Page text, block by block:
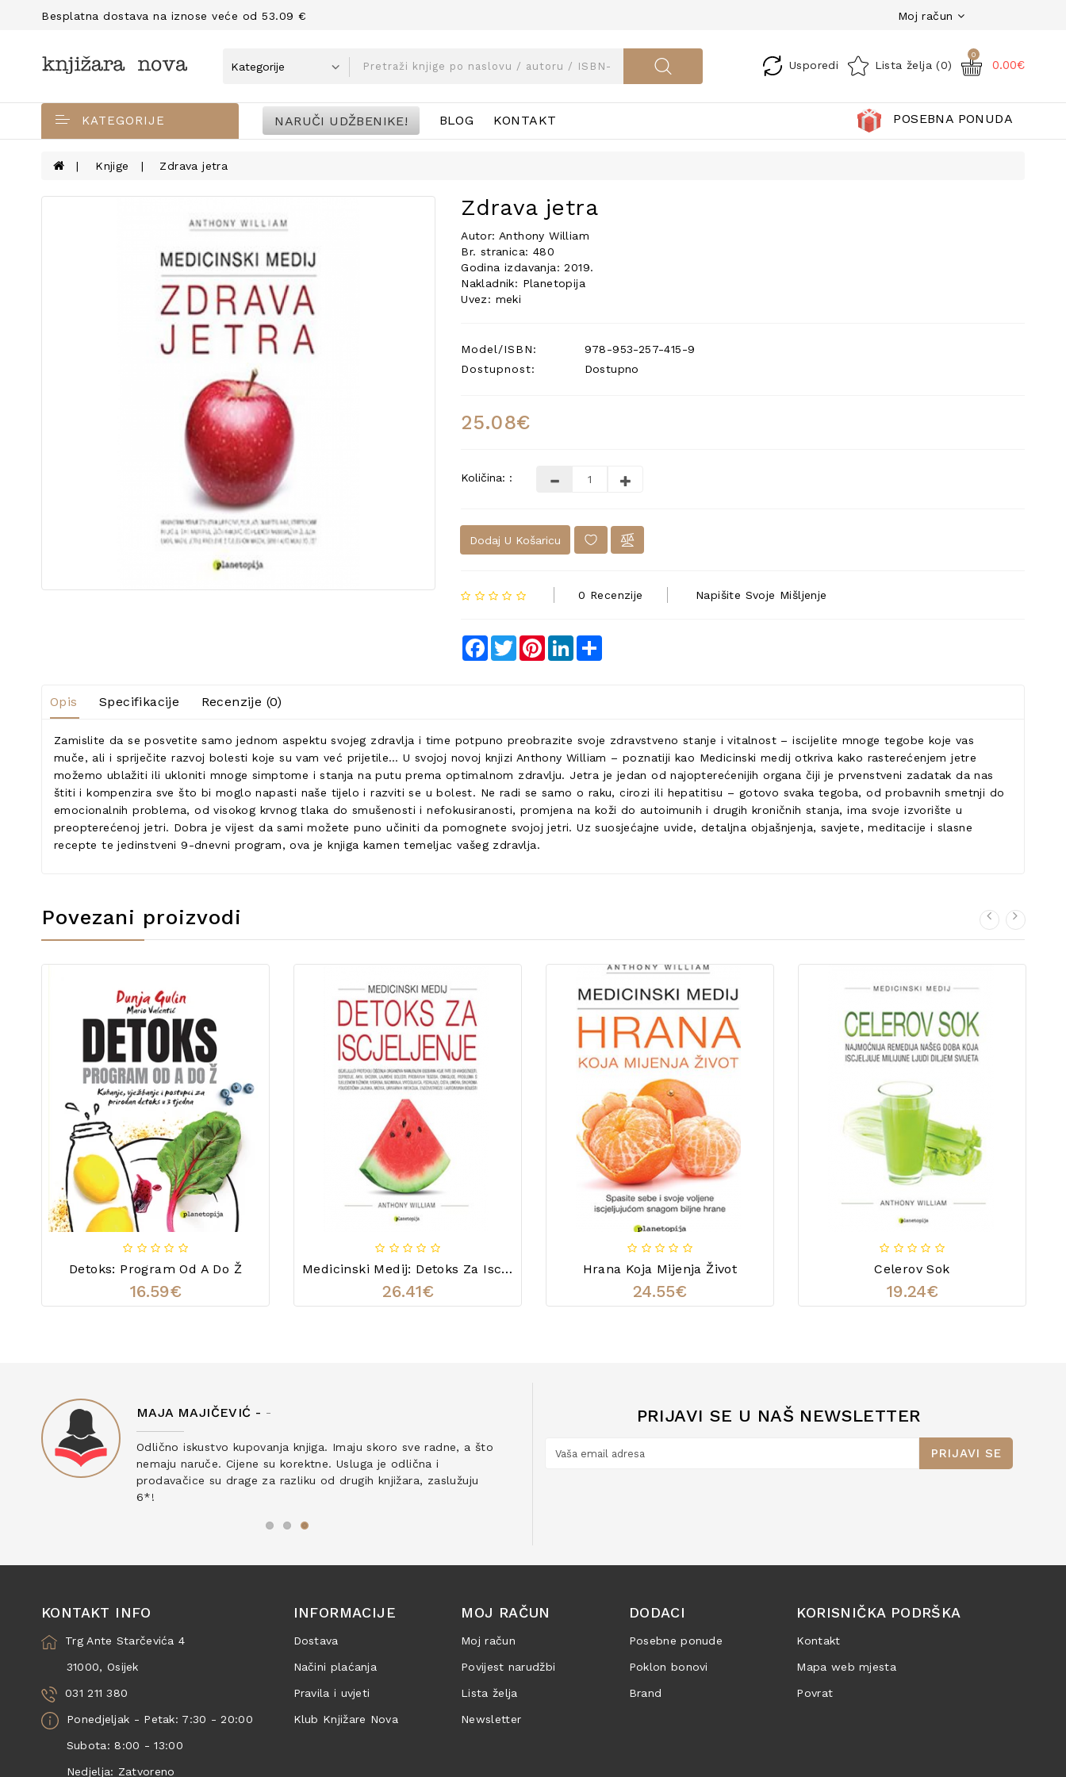
Besplatna dostava na iznose veće od 53.09 € Moj račun
Usporedi Lista želja (0)
0
0.00€
KATEGORIJE NARUČI UDŽBENIKE! BLOG KONTAKT POSEBNA PONUDA
Knjige Zdrava jetra
Zdrava jetra
Autor: Anthony William
Br. stranica: 480
Godina izdavanja: 2019.
Nakladnik: Planetopija
Uvez: meki
Model/ISBN:
978-953-257-415-9
Dostupnost:
Dostupno
25.08€
Količina: :
Dodaj U Košaricu
0 Recenzije Napišite Svoje Mišljenje
Facebook
TwitterPinterestLinkedIn
Opis Specifikacije Recenzije (0)
Zamislite da se posvetite samo jednom aspektu svojeg zdravlja i time potpuno preobrazite svoje zdravstveno stanje i vitalnost – iscijelite mnoge tegobe koje vas
muče, ali i spriječite razvoj bolesti koje su vam već prijetile… U svojoj novoj knjizi Anthony William – poznatiji kao Medicinski medij otkriva kako rasterećenjem jetre
možemo ublažiti ili ukloniti mnoge simptome i stanja na putu prema optimalnom zdravlju. Jetra je jedan od najopterećenijih organa čiji je prvenstveni zadatak da nas
štiti i kompenzira sve što bi moglo napasti naše tijelo i razviti se u bolest. Ne radi se samo o raku, cirozi ili hepatitisu – gotovo svaka tegoba, od probavnih smetnji do
emocionalnih problema, od visokog krvnog tlaka do smušenosti i nefokusiranosti, promjena na koži do autoimunih i drugih kroničnih stanja, ima svoje izvorište u
preopterećenoj jetri. Dobra je vijest da sami možete puno učiniti da pomognete svojoj jetri. Uz suosjećajne uvide, detaljna objašnjenja, savjete, meditacije i slasne
recepte te jedinstveni 9-dnevni program, ova je knjiga kamen temeljac vašeg zdravlja.
Povezani proizvodi
Detoks: Program Od A Do Ž
16.59€
Medicinski Medij: Detoks Za Iscjeljenje
26.41€
Hrana Koja Mijenja Život
24.55€
Celerov Sok
19.24€
MAJA MAJIČEVIĆ - -
Odlično iskustvo kupovanja knjiga. Imaju skoro sve radne, a što
nemaju naruče. Cijene su korektne. Usluga je odlična i
prodavačice su drage za razliku od drugih knjižara, zaslužuju
6*!
PRIJAVI SE U NAŠ NEWSLETTER
PRIJAVI SE
KONTAKT INFO
Trg Ante Starčevića 4
31000, Osijek
031 211 380
Ponedjeljak - Petak: 7:30 - 20:00
Subota: 8:00 - 13:00
Nedjelja: Zatvoreno
INFORMACIJE
Dostava
Načini plaćanja
Pravila i uvjeti
Klub Knjižare Nova
MOJ RAČUN
Moj račun
Povijest narudžbi
Lista želja
Newsletter
DODACI
Posebne ponude
Poklon bonovi
Brand
KORISNIČKA PODRŠKA
Kontakt
Mapa web mjesta
Povrat